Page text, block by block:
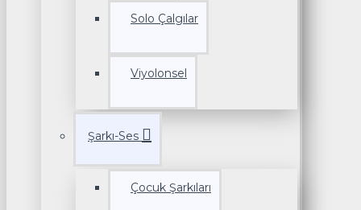
Solo Çalgılar
Viyolonsel
Şarkı-Ses
Çocuk Şarkıları